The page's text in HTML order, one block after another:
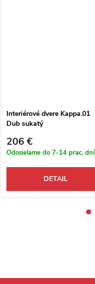
Interiérové dvere Kappa.01
Dub sukatý
206 €
Odosielame do 7-14 prac. dní
DETAIL